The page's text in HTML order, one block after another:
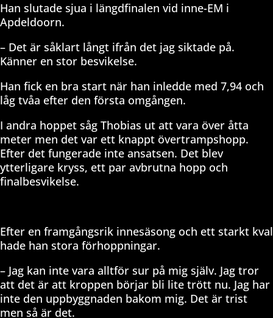
Han slutade sjua i längdfinalen vid inne-EM i
Apdeldoorn.
– Det är såklart långt ifrån det jag siktade på.
Känner en stor besvikelse.
Han fick en bra start när han inledde med 7,94 och
låg tvåa efter den första omgången.
I andra hoppet såg Thobias ut att vara över åtta
meter men det var ett knappt övertrampshopp.
Efter det fungerade inte ansatsen. Det blev
ytterligare kryss, ett par avbrutna hopp och
finalbesvikelse.
Efter en framgångsrik innesäsong och ett starkt kval
hade han stora förhoppningar.
– Jag kan inte vara alltför sur på mig själv. Jag tror
att det är att kroppen börjar bli lite trött nu. Jag har
inte den uppbyggnaden bakom mig. Det är trist
men så är det.